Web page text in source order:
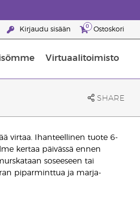
Kirjaudu sisään 0 Ostoskori
Virtuaalitoimisto
SHARE
virtaa. Ihanteellinen tuote 6-
kertaa päivässä ennen
soseeseen tai
piparminttua ja marja-